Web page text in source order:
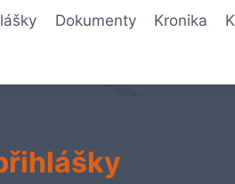
Dokumenty Kronika